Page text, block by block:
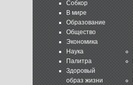
Собкор
В мире
Образование
Общество
Экономика
Наука
Палитра
Здоровый
образ жизни